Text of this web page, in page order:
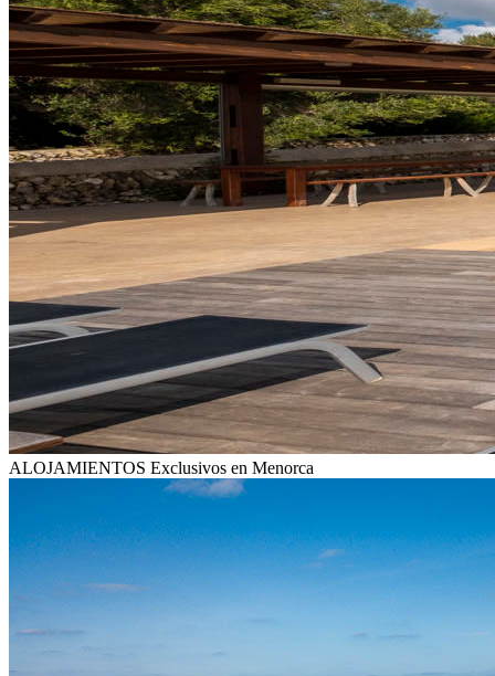
ALOJAMIENTOS Exclusivos en Menorca